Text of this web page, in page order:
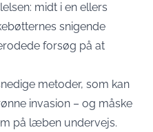
midt i en ellers
snigende
forsøg på at
metoder, som kan
invasion – og måske
på læben undervejs.